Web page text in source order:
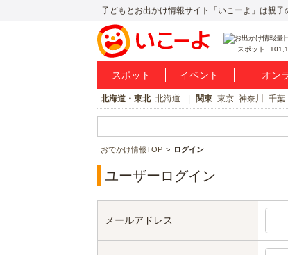
子どもとお出かけ情報サイト「いこーよ」は親子
スポット
スポット イベント オン
北海道・東北 北海道 関東 東京 神奈川 千葉
おでかけ情報TOP ログイン
ユーザーログイン
メールアドレス